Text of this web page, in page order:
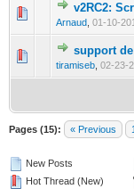
v2RC2:
Arnaud 01-10-
0
support
tiramiseb 02-23-
0
Pages (15): « Previous 1
New Posts
Hot Thread (New)